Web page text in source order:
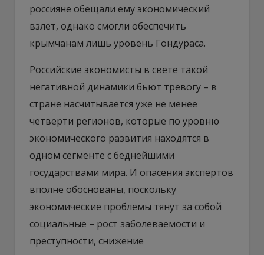
россияне обещали ему экономический
взлет, однако смогли обеспечить
крымчанам лишь уровень Гондураса.
Российские экономисты в свете такой
негативной динамики бьют тревогу – в
стране насчитывается уже не менее
четверти регионов, которые по уровню
экономического развития находятся в
одном сегменте с беднейшими
государствами мира. И опасения экспертов
вполне обоснованы, поскольку
экономические проблемы тянут за собой
социальные – рост заболеваемости и
преступности, снижение